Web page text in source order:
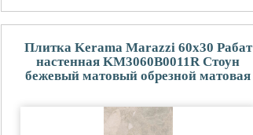
Плитка Kerama Marazzi 60x30 Рабат
настенная KM3060B0011R Стоун
бежевый матовый обрезной матовая